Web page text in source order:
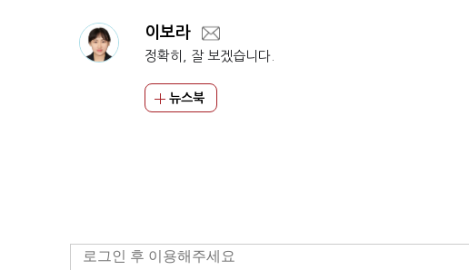
이보라
정확히, 잘 보겠습니다.
뉴스북